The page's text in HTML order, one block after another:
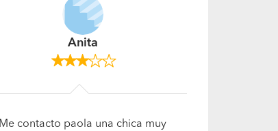
Anita
Me contacto paola una chica muy